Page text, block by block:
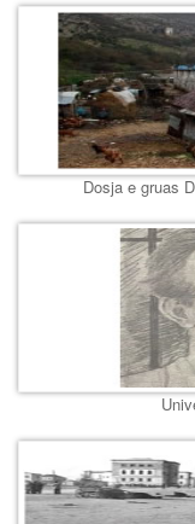
Dosja e gruas